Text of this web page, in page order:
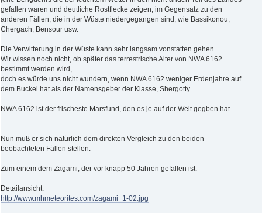
gefallen waren und deutliche Rostflecke zeigen, im Gegensatz zu den
anderen Fällen, die in der Wüste niedergegangen sind, wie Bassikonou,
Chergach, Bensour usw.
Die Verwitterung in der Wüste kann sehr langsam vonstatten gehen.
Wir wissen noch nicht, ob später das terrestrische Alter von NWA 6162
bestimmt werden wird,
doch es würde uns nicht wundern, wenn NWA 6162 weniger Erdenjahre auf
dem Buckel hat als der Namensgeber der Klasse, Shergotty.
NWA 6162 ist der frischeste Marsfund, den es je auf der Welt gegben hat.
Nun muß er sich natürlich dem direkten Vergleich zu den beiden
beobachteten Fällen stellen.
Zum einem dem Zagami, der vor knapp 50 Jahren gefallen ist.
Detailansicht:
http://www.mhmeteorites.com/zagami_1-02.jpg